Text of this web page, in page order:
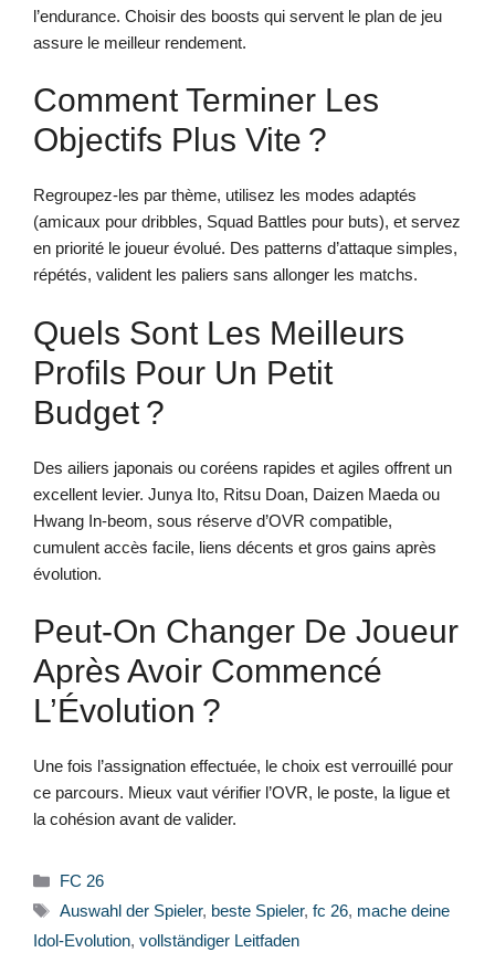
l’endurance. Choisir des boosts qui servent le plan de jeu
assure le meilleur rendement.
Comment Terminer Les
Objectifs Plus Vite ?
Regroupez-les par thème, utilisez les modes adaptés
(amicaux pour dribbles, Squad Battles pour buts), et servez
en priorité le joueur évolué. Des patterns d’attaque simples,
répétés, valident les paliers sans allonger les matchs.
Quels Sont Les Meilleurs
Profils Pour Un Petit
Budget ?
Des ailiers japonais ou coréens rapides et agiles offrent un
excellent levier. Junya Ito, Ritsu Doan, Daizen Maeda ou
Hwang In‑beom, sous réserve d’OVR compatible,
cumulent accès facile, liens décents et gros gains après
évolution.
Peut-On Changer De Joueur
Après Avoir Commencé
L’Évolution ?
Une fois l’assignation effectuée, le choix est verrouillé pour
ce parcours. Mieux vaut vérifier l’OVR, le poste, la ligue et
la cohésion avant de valider.
Kategorien
FC 26
Schlagwörter
Auswahl der Spieler, beste Spieler, fc 26, mache deine
Idol-Evolution, vollständiger Leitfaden